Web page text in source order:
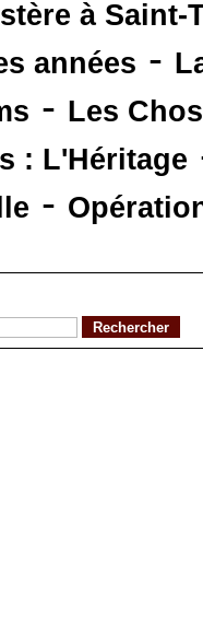
à Saint-
années -
- Les
: L'Héritage
-